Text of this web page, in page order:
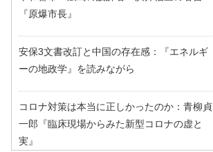
『原爆市長』
安保3文書改訂と中国の存在感：『エネルギ
ーの地政学』を読みながら
コロナ対策は本当に正しかったのか：青柳貞
一郎『臨床現場からみた新型コロナの虚と
実』